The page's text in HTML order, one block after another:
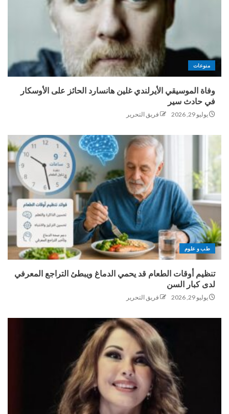
منوعات
وفاة الموسيقي الأيرلندي غلين هانسارد الحائز على الأوسكار
في حادث سير
يوليو 29, 2026 فريق التحرير
طب و علوم
تنظيم أوقات الطعام قد يحمي الدماغ ويبطئ التراجع المعرفي
لدى كبار السن
يوليو 29, 2026 فريق التحرير